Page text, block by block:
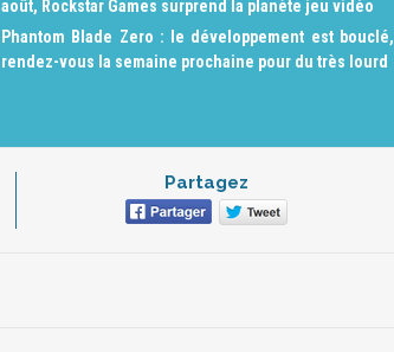
août, Rockstar Games surprend la planète jeu vidéo
Phantom Blade Zero : le développement est bouclé,
rendez-vous la semaine prochaine pour du très lourd
Partagez